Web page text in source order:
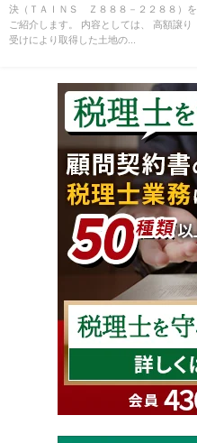
決（ＴＡＩＮＳ Ｚ８８８－２２８８）を
ご紹介します。 内容としては、 高額譲り
受けにより取得した土地の...